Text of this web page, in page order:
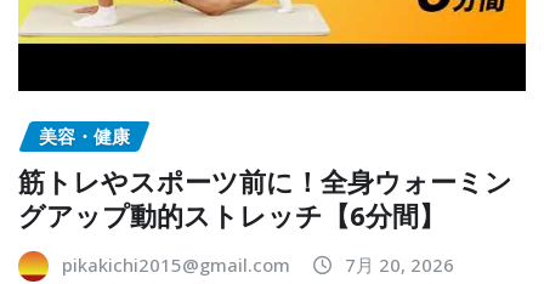
美容・健康
筋トレやスポーツ前に！全身ウォーミン
グアップ動的ストレッチ【6分間】
pikakichi2015@gmail.com 7月 20, 2026